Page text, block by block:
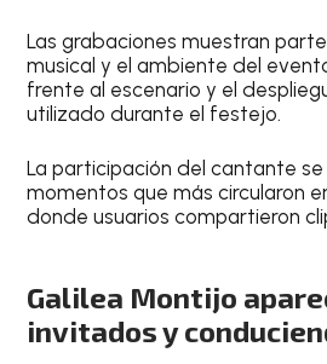
Las grabaciones muestran
musical y el ambiente del
frente al escenario y el
utilizado durante el festejo.
La participación del cantante se
momentos que más circularon
donde usuarios compartieron
Galilea Montijo
invitados y